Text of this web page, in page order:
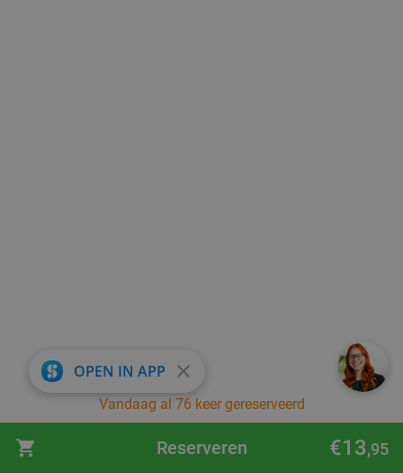
Vandaag al 76 keer gereserveerd
Reserveren €13,95
OPEN IN APP close